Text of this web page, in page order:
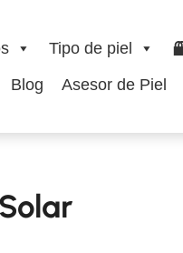
Tipo de piel
Blog Asesor de Piel